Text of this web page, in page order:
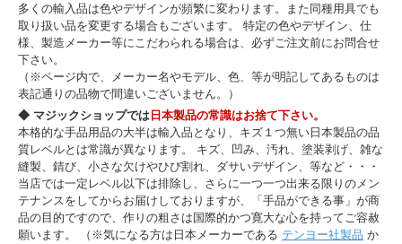
多くの輸入品は色やデザインが頻繁に変わります。また同種用具でも
取り扱い品を変更する場合もございます。 特定の色やデザイン、仕
様、製造メーカー等にこだわられる場合は、必ずご注文前にお問合せ
下さい。
（※ページ内で、メーカー名やモデル、色、等が明記してあるものは
表記通りの品物で間違いございません。）
◆ マジックショップでは 日本製品の常識はお捨て下さい。
本格的な手品用品の大半は輸入品となり、キズ１つ無い日本製品の品
質レベルとは常識が異なります。 キズ、凹み、汚れ、塗装剥げ、雑な
縫製、錆び、小さな欠けやひび割れ、ダサいデザイン、等など・・・
当店では一定レベル以下は排除し、さらに一つ一つ出来る限りのメン
テナンスをしてからお届けしておりますが、「手品ができる事」が商
品の目的ですので、作りの粗さは国際的かつ寛大な心を持ってご容赦
願います。 （※気になる方は日本メーカーである テンヨー社製品 か